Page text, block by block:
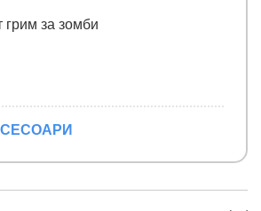
грим за зомби